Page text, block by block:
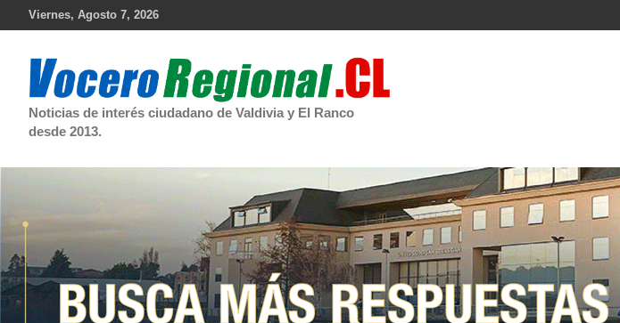
Viernes, Agosto 7, 2026
Noticias de interés ciudadano de Valdivia y El Ranco
desde 2013.